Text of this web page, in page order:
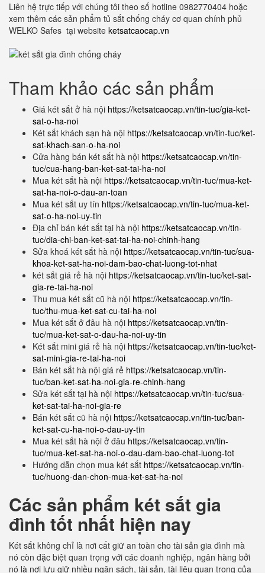
Liên hệ trực tiếp với chúng tôi theo số hotline 0982770404 hoặc
xem thêm các sản phẩm tủ sắt chống cháy cơ quan chính phủ
WELKO Safes tại website ketsatcaocap.vn
Tham khảo các sản phẩm
Giá két sắt ở hà nội https://ketsatcaocap.vn/tin-tuc/gia-ket-
sat-o-ha-noi
Két sắt khách sạn hà nội https://ketsatcaocap.vn/tin-tuc/ket-
sat-khach-san-o-ha-noi
Cửa hàng bán két sắt hà nội https://ketsatcaocap.vn/tin-
tuc/cua-hang-ban-ket-sat-tai-ha-noi
Mua két sắt hà nội https://ketsatcaocap.vn/tin-tuc/mua-ket-
sat-ha-noi-o-dau-an-toan
Mua két sắt uy tín https://ketsatcaocap.vn/tin-tuc/mua-ket-
sat-o-ha-noi-uy-tin
Địa chỉ bán két sắt tại hà nội https://ketsatcaocap.vn/tin-
tuc/dia-chi-ban-ket-sat-tai-ha-noi-chinh-hang
Sửa khoá két sắt hà nội https://ketsatcaocap.vn/tin-tuc/sua-
khoa-ket-sat-ha-noi-dam-bao-chat-luong-tot-nhat
két sắt giá rẻ hà nội https://ketsatcaocap.vn/tin-tuc/ket-sat-
gia-re-tai-ha-noi
Thu mua két sắt cũ hà nội https://ketsatcaocap.vn/tin-
tuc/thu-mua-ket-sat-cu-tai-ha-noi
Mua két sắt ở đâu hà nội https://ketsatcaocap.vn/tin-
tuc/mua-ket-sat-o-dau-ha-noi-uy-tin
Két sắt mini giá rẻ hà nội https://ketsatcaocap.vn/tin-tuc/ket-
sat-mini-gia-re-tai-ha-noi
Bán két sắt hà nội giá rẻ https://ketsatcaocap.vn/tin-
tuc/ban-ket-sat-ha-noi-gia-re-chinh-hang
Sửa két sắt tại hà nội https://ketsatcaocap.vn/tin-tuc/sua-
ket-sat-tai-ha-noi-gia-re
Bán két sắt cũ hà nội https://ketsatcaocap.vn/tin-tuc/ban-
ket-sat-cu-ha-noi-o-dau-uy-tin
Mua két sắt hà nội ở đâu https://ketsatcaocap.vn/tin-
tuc/mua-ket-sat-ha-noi-o-dau-dam-bao-chat-luong-tot
Hướng dẫn chọn mua két sắt https://ketsatcaocap.vn/tin-
tuc/huong-dan-chon-mua-ket-sat-ha-noi
Các sản phẩm két sắt gia
đình tốt nhất hiện nay
Két sắt không chỉ là nơi cất giữ an toàn cho tài sản gia đình mà
nó còn đặc biệt quan trọng với các doanh nghiệp, ngân hàng bởi
nó là nơi lưu giữ nhiều ngân sách, tài sản, tài liệu quan trọng của